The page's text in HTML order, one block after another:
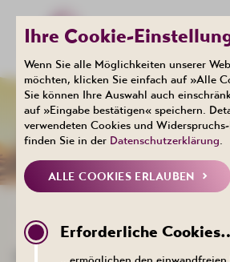
Events
Ihre Cookie-
Wenn Sie alle Möglichkeiten unserer
möchten, klicken Sie einfach auf »Alle
Sie können Ihre Auswahl auch
auf »Eingabe bestätigen« speichern.
verwendeten Cookies und
finden Sie in der Datenschutzerklärung
ALLE COOKIES ERLAUBEN
Erforderliche